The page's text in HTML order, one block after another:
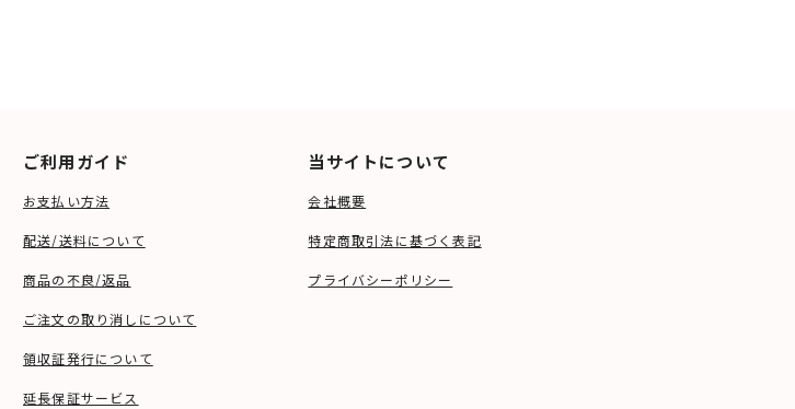
ご利用ガイド
お支払い方法
配送/送料について
商品の不良/返品
ご注文の取り消しについて
領収証発行について
延長保証サービス
当サイトについて
会社概要
特定商取引法に基づく表記
プライバシーポリシー